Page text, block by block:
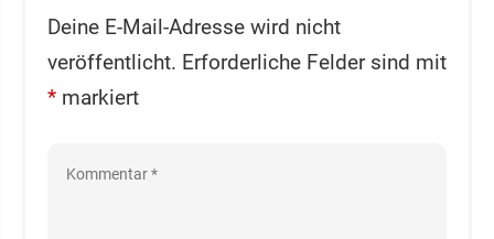
Deine E-Mail-Adresse wird nicht
veröffentlicht. Erforderliche Felder sind mit
* markiert